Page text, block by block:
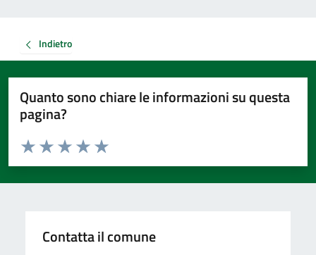
Indietro
Quanto sono chiare le informazioni su questa
pagina?
Valuta da 1 a 5 stelle la pagina
Valuta 5 stelle su 5
Valuta 4 stelle su 5
Valuta 3 stelle su 5
Valuta 2 stelle su 5
Valuta 1 stelle su 5
Contatta il comune